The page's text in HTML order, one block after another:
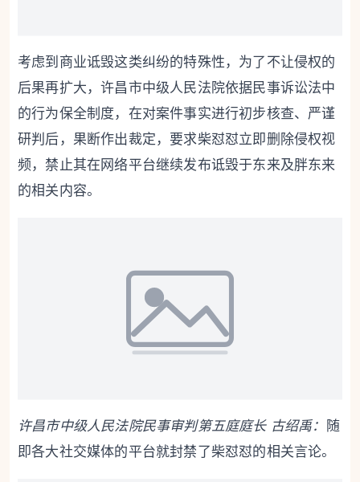
考虑到商业诋毁这类纠纷的特殊性，为了不让侵权的
后果再扩大，许昌市中级人民法院依据民事诉讼法中
的行为保全制度，在对案件事实进行初步核查、严谨
研判后，果断作出裁定，要求柴怼怼立即删除侵权视
频，禁止其在网络平台继续发布诋毁于东来及胖东来
的相关内容。
许昌市中级人民法院民事审判第五庭庭长 古绍禹：
随
即各大社交媒体的平台就封禁了柴怼怼的相关言论。